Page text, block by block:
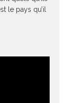
le pays qu’il